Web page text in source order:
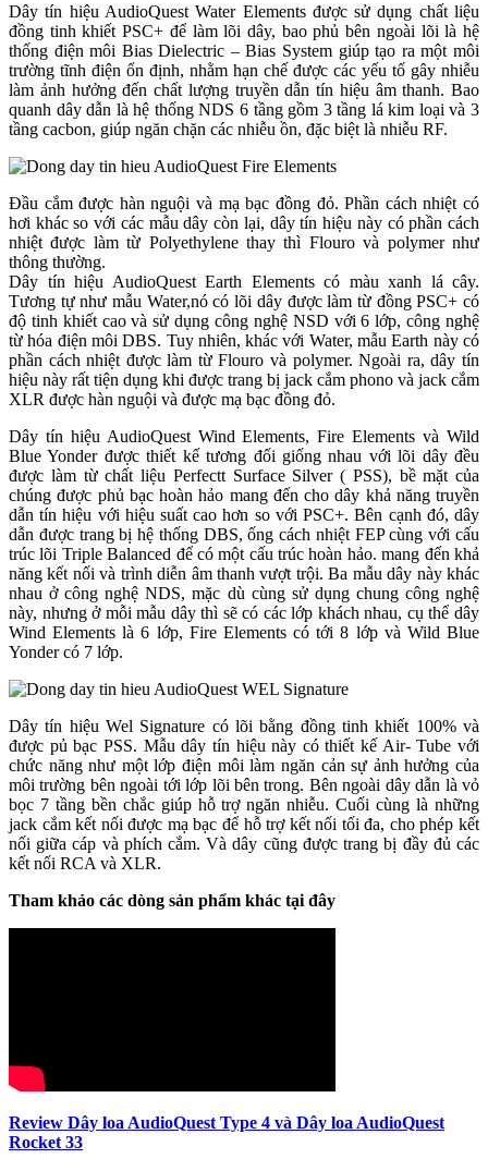
Dây tín hiệu AudioQuest Water Elements được sử dụng chất liệu
đồng tinh khiết PSC+ để làm lõi dây, bao phủ bên ngoài lõi là hệ
thống điện môi Bias Dielectric – Bias System giúp tạo ra một môi
trường tĩnh điện ổn định, nhằm hạn chế được các yếu tố gây nhiễu
làm ảnh hưởng đến chất lượng truyền dẫn tín hiệu âm thanh. Bao
quanh dây dẫn là hệ thống NDS 6 tầng gồm 3 tầng lá kim loại và 3
tầng cacbon, giúp ngăn chặn các nhiễu ồn, đặc biệt là nhiễu RF.
Đầu cắm được hàn nguội và mạ bạc đồng đỏ. Phần cách nhiệt có
hơi khác so với các mẫu dây còn lại, dây tín hiệu này có phần cách
nhiệt được làm từ Polyethylene thay thì Flouro và polymer như
thông thường.
Dây tín hiệu AudioQuest Earth Elements có màu xanh lá cây.
Tương tự như mẫu Water,nó có lõi dây được làm từ đồng PSC+ có
độ tinh khiết cao và sử dụng công nghệ NSD với 6 lớp, công nghệ
từ hóa điện môi DBS. Tuy nhiên, khác với Water, mẫu Earth này có
phần cách nhiệt được làm từ Flouro và polymer. Ngoài ra, dây tín
hiệu này rất tiện dụng khi được trang bị jack cắm phono và jack cắm
XLR được hàn nguội và được mạ bạc đồng đỏ.
Dây tín hiệu AudioQuest Wind Elements, Fire Elements và Wild
Blue Yonder được thiết kế tương đối giống nhau với lõi dây đều
được làm từ chất liệu Perfectt Surface Silver ( PSS), bề mặt của
chúng được phủ bạc hoàn hảo mang đến cho dây khả năng truyền
dẫn tín hiệu với hiệu suất cao hơn so với PSC+. Bên cạnh đó, dây
dẫn được trang bị hệ thống DBS, ống cách nhiệt FEP cùng với cấu
trúc lõi Triple Balanced để có một cấu trúc hoàn hảo. mang đến khả
năng kết nối và trình diễn âm thanh vượt trội. Ba mẫu dây này khác
nhau ở công nghệ NDS, mặc dù cùng sử dụng chung công nghệ
này, nhưng ở mỗi mẫu dây thì sẽ có các lớp khách nhau, cụ thể dây
Wind Elements là 6 lớp, Fire Elements có tới 8 lớp và Wild Blue
Yonder có 7 lớp.
Dây tín hiệu Wel Signature có lõi bằng đồng tinh khiết 100% và
được pủ bạc PSS. Mẫu dây tín hiệu này có thiết kế Air- Tube với
chức năng như một lớp điện môi làm ngăn cản sự ảnh hưởng của
môi trường bên ngoài tới lớp lõi bên trong. Bên ngoài dây dẫn là vỏ
bọc 7 tầng bền chắc giúp hỗ trợ ngăn nhiễu. Cuối cùng là những
jack cắm kết nối được mạ bạc để hỗ trợ kết nối tối đa, cho phép kết
nối giữa cáp và phích cắm. Và dây cũng được trang bị đầy đủ các
kết nối RCA và XLR.
Tham khảo các dòng sản phẩm khác tại đây
Review Dây loa AudioQuest Type 4 và Dây loa AudioQuest
Rocket 33